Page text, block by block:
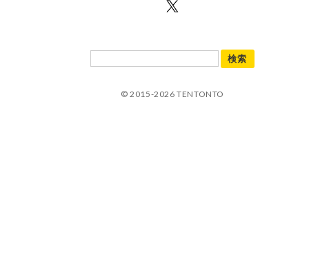
© 2015-2026 TENTONTO